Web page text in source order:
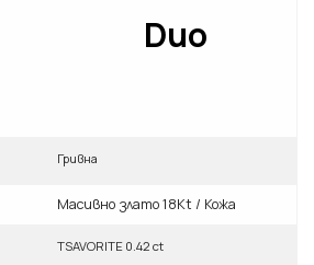
Duo
Гривна
Масивно злато 18Кt / Кожа
TSAVORITE 0.42 ct